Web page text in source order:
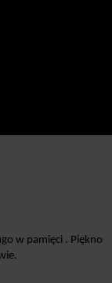
w pamięci . Piękno